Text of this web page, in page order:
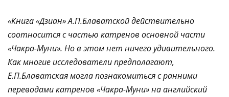
«Книга «Дзиан» А.П.Блаватской действительно
соотносится с частью катренов основной части
«Чакра-Муни». Но в этом нет ничего удивительного.
Как многие исследователи предполагают,
Е.П.Блаватская могла познакомиться с ранними
переводами катренов «Чакра-Муни» на английский